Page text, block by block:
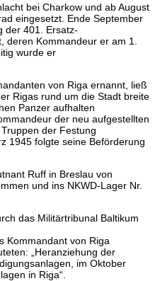
bei Charkow und ab August
eingesetzt. Ende September
der 401. Ersatz-
deren Kommandeur er am 1.
wurde er
von Riga ernannt, ließ
Rigas rund um die Stadt breite
Panzer aufhalten
der neu aufgestellten
der Festung
1945 folgte seine Beförderung
Ruff in Breslau von
und ins NKWD-Lager Nr.
das Militärtribunal Baltikum
Kommandant von Riga
„Heranziehung der
im Oktober
in Riga“.